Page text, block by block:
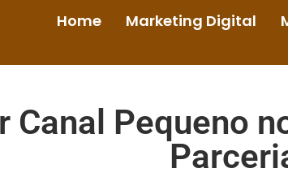
Home Marketing Digital
Canal Pequeno